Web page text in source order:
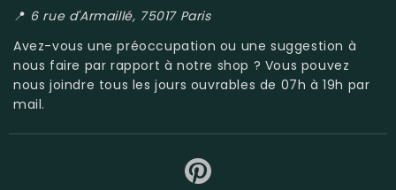
📍 6 rue d'Armaillé, 75017 Paris
Avez-vous une préoccupation ou une suggestion à
nous faire par rapport ànotre shop ? Vous pouvez
nous joindre tous les jours ouvrables de 07h à 19h par
mail.